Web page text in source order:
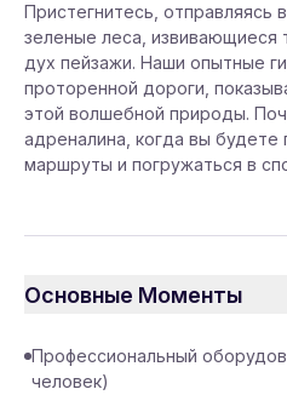
Пристегнитесь, отправляясь
зеленые леса, извивающиеся
дух пейзажи. Наши опытные
проторенной дороги,
этой волшебной природы.
адреналина, когда вы
маршруты и погружаться в
Основные Моменты
Профессиональный
человек)